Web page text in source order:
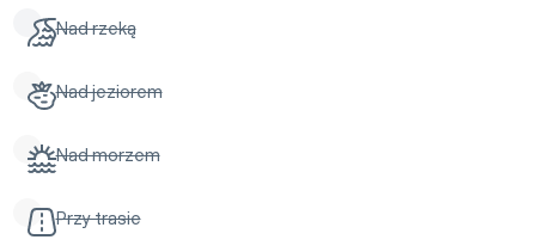
Nad rzeką
Nad jeziorem
Nad morzem
Przy trasie